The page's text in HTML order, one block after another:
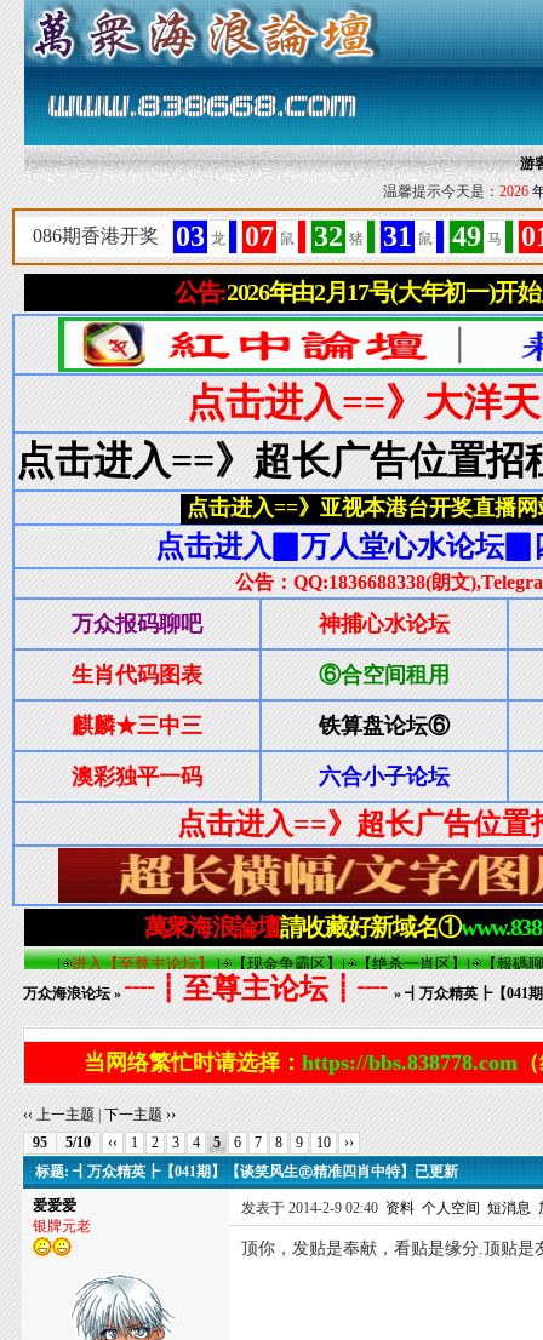
游
温馨提示今天是： 2026
万众海浪论坛»┈┋至尊主论坛┋┈» ┫万众精英┣【041
当网络繁忙时请选择： https://bbs.838778.com
‹‹ 上一主题 |下一主题 ››
95
5/10 ‹‹ 1 2 3 4 5 6 7 8 9 10
››
标题: ┫万众精英┣【041期】【谈笑风生㊣精准四肖中特】已更新
爱爱爱
银牌元老
发表于 2014-2-9 02:40 资料 个人空间 短消息
顶你，发贴是奉献，看贴是缘分.顶贴